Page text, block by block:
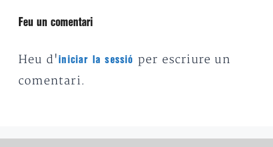
Feu un comentari
Heu d'iniciar la sessió
per escriure un
comentari.